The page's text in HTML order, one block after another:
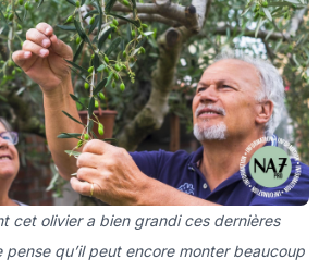
cet olivier a bien grandi ces dernières
pense qu’il peut encore monter beaucoup